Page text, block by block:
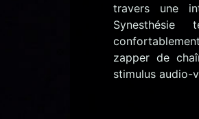
travers une
Synesthésie
zapper de
stimulus audio-